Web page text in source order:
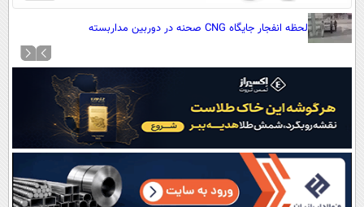
و
کردن
منو
صفحه اول
آرشیو
نظرسنجی
آب و هوا
اوقات شرعی
سواد زندگی
لحظه انفجار جایگاه CNG صحنه در دوربین مداربسته